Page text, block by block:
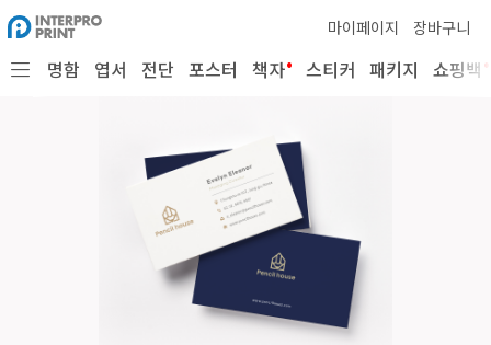
마이페이지 장바구니
명함 엽서 전단 포스터 책자• 스티커 패키지 쇼핑백•